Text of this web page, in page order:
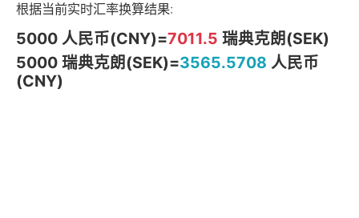
根据当前实时汇率换算结果:
5000 人民币(CNY)=7011.5 瑞典克朗(SEK)
5000 瑞典克朗(SEK)=3565.5708 人民币
(CNY)